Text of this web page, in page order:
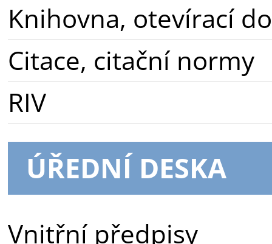
Knihovna, otevírací
Citace, citační normy
RIV
ÚŘEDNÍ DESKA
Vnitřní předpisy